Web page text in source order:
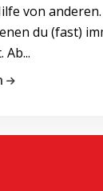
von
du (fast)
Ab...